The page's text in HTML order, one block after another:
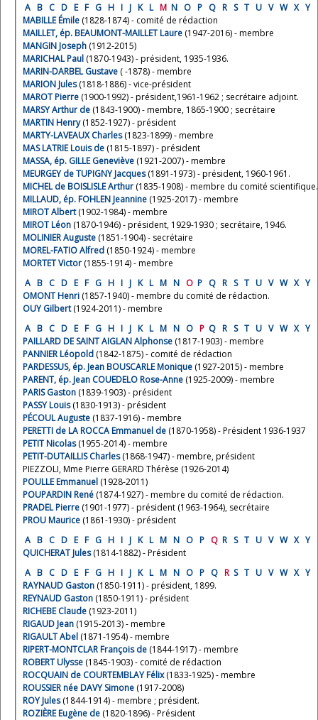
A B C D E F G H I J K L M N O P Q R S T U V W X Y
MABILLE Émile (1828-1874) - comité de rédaction
MAILLET, ép. BEAUMONT-MAILLET Laure (1947-2016) - membre
MANGIN Joseph (1912-2015)
MARICHAL Paul (1870-1943) - président, 1935-1936.
MARIN-DARBEL Gustave ( -1878) - membre
MARION Jules(1818-1886) - vice-président
MAROT Pierre (1900-1992) - président,1961-1962 ; secrétaire adjoint.
MARSY Arthur de (1843-1900) - membre, 1865-1900 ; secrétaire
MARTIN Henry(1852-1927) - président
MARTY-LAVEAUX Charles(1823-1899) - membre
MAS LATRIE Louis de (1815-1897) - président
MASSA, ép. GILLE Geneviève (1921-2007) - membre
MEURGEY de TUPIGNY Jacques(1891-1973) - président, 1960-1961.
MICHEL de BOISLISLE Arthur (1835-1908) - membre du comité scientifique.
MILLAUD, ép. FOHLEN Jeannine (1925-2017) - membre
MIROT Albert(1902-1984) - membre
MIROT Léon (1870-1946) - président, 1929-1930 ; secrétaire, 1946.
MOLINIER Auguste (1851-1904) - secrétaire
MOREL-FATIO Alfred (1850-1924) - membre
MORTET Victor (1855-1914) - membre
A B C D E F G H I J K L M N O P Q R S T U V W X Y
OMONT Henri (1857-1940) - membre du comité de rédaction.
OUY Gilbert(1924-2011) - membre
A B C D E F G H I J K L M N O P Q R S T U V W X Y
PAILLARD DE SAINT AIGLAN Alphonse (1817-1903) - membre
PANNIER Léopold (1842-1875) - comité de rédaction
PARDESSUS, ép. Jean BOUSCARLE Monique (1927-2015) - membre
PARENT, ép. Jean COUEDELO Rose-Anne (1925-2009) - membre
PARIS Gaston (1839-1903) - président
PASSY Louis(1830-1913) - président
PÉCOUL Auguste (1837-1916) - membre
PERETTI de LA ROCCA Emmanuel de (1870-1958) - Président 1936-1937
PETIT Nicolas(1955-2014) - membre
PETIT-DUTAILLIS Charles(1868-1947) - membre, président
PIEZZOLI, Mme Pierre GERARD Thérèse (1926-2014)
POULLE Emmanuel (1928-2011)
POUPARDIN René (1874-1927) - membre du comité de rédaction.
PRADEL Pierre
(1901-1977) - président (1963-1964), secrétaire
PROU Maurice (1861-1930) - président
A B C D E F G H I J K L M N O P Q R S T U V W X Y
QUICHERAT Jules(1814-1882) - Président
A B C D E F G H I J K L M N O P Q R S T U V W X Y
RAYNAUD Gaston (1850-1911) - président, 1899.
REYNAUD Gaston (1850-1911) - président
RICHEBE Claude (1923-2011)
RIGAUD Jean (1915-2013) - membre
RIGAULT Abel (1871-1954) - membre
RIPERT-MONTCLAR François de (1844-1917) - membre
ROBERT Ulysse (1845-1903) - comité de rédaction
ROCQUAIN de COURTEMBLAY Félix(1833-1925) - membre
ROUSSIER née DAVY Simone (1917-2008)
ROY Jules(1844-1914) - membre ; président.
ROZIÈRE Eugène de (1820-1896) - Président